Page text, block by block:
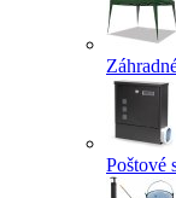
Poštové